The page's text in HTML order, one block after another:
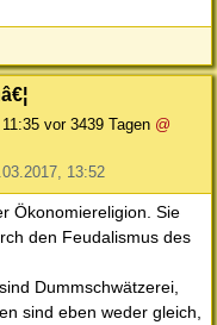
vor 3439 Tagen @
13:52
Ökonomiereligion. Sie
den Feudalismus des
Dummschwätzerei,
sind eben weder gleich,